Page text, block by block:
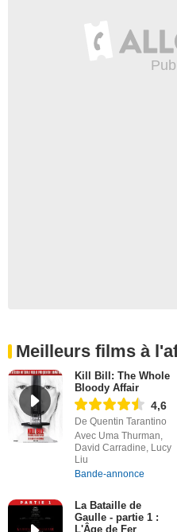
Meilleurs films à
Kill Bill: The Whole
Bloody Affair
4,6
De Quentin Tarantino
Avec Uma Thurman,
David Carradine, Lucy
Liu
Bande-annonce
La Bataille de
Gaulle - partie 1 :
L'Âge de Fer